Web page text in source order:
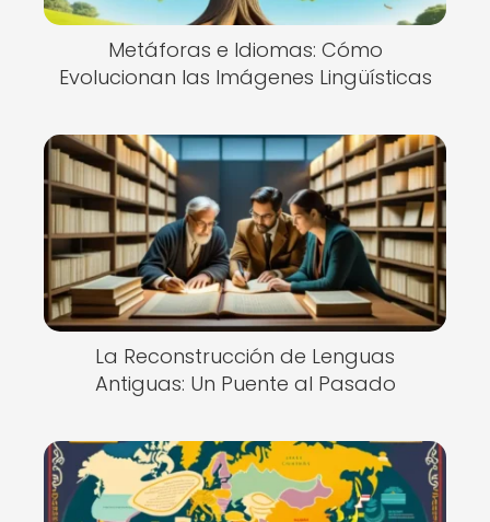
Metáforas e Idiomas: Cómo
Evolucionan las Imágenes Lingüísticas
La Reconstrucción de Lenguas
Antiguas: Un Puente al Pasado